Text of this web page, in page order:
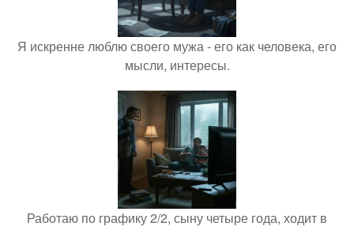
Я искренне люблю своего мужа - его как человека, его
мысли, интересы.
Работаю по графику 2/2, сыну четыре года, ходит в